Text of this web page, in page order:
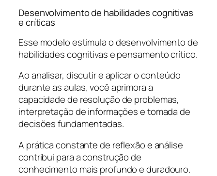
Desenvolvimento de habilidades cognitivas
e críticas
Esse modelo estimula o desenvolvimento de
habilidades cognitivas e pensamento crítico.
Ao analisar, discutir e aplicar o conteúdo
durante as aulas, você aprimora a
capacidade de resolução de problemas,
interpretação de informações e tomada de
decisões fundamentadas.
A prática constante de reflexão e análise
contribui para a construção de
conhecimento mais profundo e duradouro.